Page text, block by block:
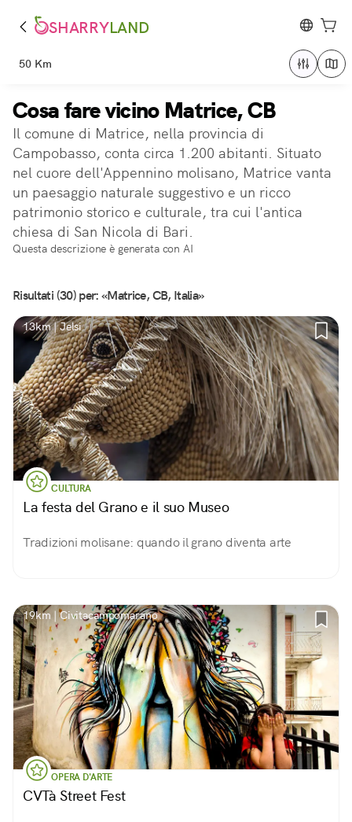
SHARRYLAND
50 Km
Cosa fare vicino Matrice, CB
Il comune di Matrice, nella provincia di
Campobasso, conta circa 1.200 abitanti. Situato
nel cuore dell'Appennino molisano, Matrice vanta
un paesaggio naturale suggestivo e un ricco
patrimonio storico e culturale, tra cui l'antica
chiesa di San Nicola di Bari.
Questa descrizione è generata con AI
Risultati (30) per: «Matrice, CB, Italia»
13km | Jelsi
CULTURA
La festa del Grano e il suo Museo
Tradizioni molisane: quando il grano diventa arte
19km | Civitacampomarano
OPERA D'ARTE
CVTà Street Fest